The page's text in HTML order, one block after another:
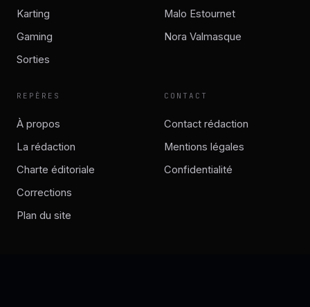
Karting
Gaming
Sorties
Malo Estournet
Nora Valmasque
REPÈRES
À propos
La rédaction
Charte éditoriale
Corrections
Plan du site
CONTACT
Contact rédaction
Mentions légales
Confidentialité